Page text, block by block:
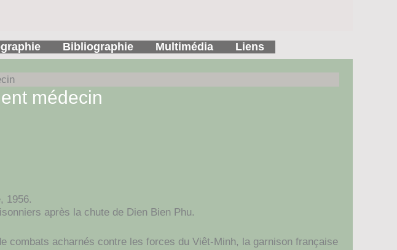
Bibliographie Multimédia Liens
médecin
1956.
après la chute de Dien Bien Phu.
combats acharnés contre les forces du Viêt-Minh, la garnison française